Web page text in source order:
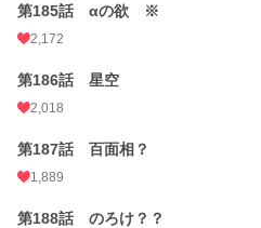
第185話 αの欲 ※
2,172
第186話 星空
2,018
第187話 百面相？
1,889
第188話 のろけ？？